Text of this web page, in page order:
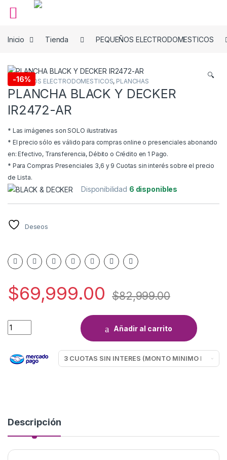
Inicio
Tienda PEQUEÑOS ELECTRODOMESTICOS
-16% 🔍
PEQUEÑOS ELECTRODOMESTICOS, PLANCHAS
PLANCHA BLACK Y DECKER
IR2472-AR
* Las imágenes son SOLO ilustrativas
* El precio sólo es válido para compras online o presenciales abonando
en: Efectivo, Transferencia, Débito o Crédito en 1 Pago.
* Para Compras Presenciales 3,6 y 9 Cuotas sin interés sobre el precio
de Lista.
Disponibilidad 6 disponibles
Deseos
$69,999.00 $82,999.00
PLANCHA BLACK Y DECKER IR2472-AR quantity
Añadir al carrito
Descripción